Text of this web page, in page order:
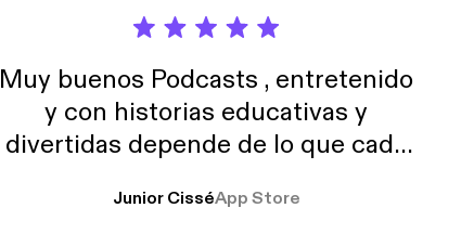
Muy buenos Podcasts , entretenido
y con historias educativas y
divertidas depende de lo que cada
trabajo ya que estoy muchas horas
Junior CisséApp Store